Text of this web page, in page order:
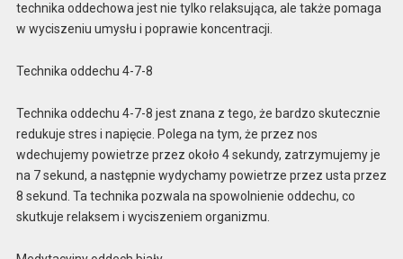
technika oddechowa jest nie tylko relaksująca, ale także pomaga
w wyciszeniu umysłu i poprawie koncentracji.
Technika oddechu 4-7-8
Technika oddechu 4-7-8 jest znana z tego, że bardzo skutecznie
redukuje stres i napięcie. Polega na tym, że przez nos
wdechujemy powietrze przez około 4 sekundy, zatrzymujemy je
na 7 sekund, a następnie wydychamy powietrze przez usta przez
8 sekund. Ta technika pozwala na spowolnienie oddechu, co
skutkuje relaksem i wyciszeniem organizmu.